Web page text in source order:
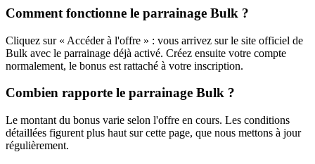
Comment fonctionne le parrainage Bulk ?
Cliquez sur « Accéder à l'offre » : vous arrivez sur le site officiel de
Bulk avec le parrainage déjà activé. Créez ensuite votre compte
normalement, le bonus est rattaché à votre inscription.
Combien rapporte le parrainage Bulk ?
Le montant du bonus varie selon l'offre en cours. Les conditions
détaillées figurent plus haut sur cette page, que nous mettons à jour
régulièrement.